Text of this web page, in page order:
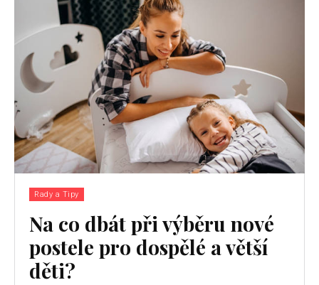
Rady a Tipy
Na co dbát při výběru nové
postele pro dospělé a větší
děti?